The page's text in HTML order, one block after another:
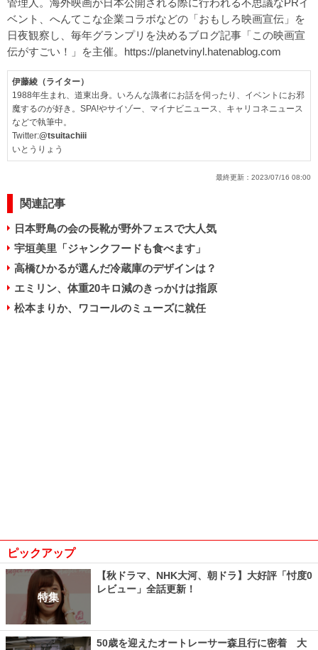
管理人。海外映画が日本公開される際に行われる不思議なPRイ
ベント、へんてこな企業コラボなどの「おもしろ映画宣伝」を
日夜観察し、毎年グランプリを決めるブログ記事「この映画宣
伝がすごい！」を主催。 https://planetvinyl.hatenablog.com
伊藤綾（ライター）
1988年生まれ、道東出身。いろんな識者にお話を伺ったり、イベントにお邪
魔するのが好き。SPA!やサイゾー、マイナビニュース、キャリコネニュース
などで執筆中。
Twitter:@tsuitachiii
いとうりょう
最終更新： 2023/07/16 08:00
関連記事
日本野鳥の会の長靴が野外フェスで大人気
宇垣美里「ジャンクフードも食べます」
高橋ひかるが選んだ冷蔵庫のデザインは？
エミリン、体重20キロ減のきっかけは指原
松本まりか、ワコールのミューズに就任
ピックアップ
特集
【秋ドラマ、NHK大河、朝ドラ】大好評「忖度0
レビュー」全話更新！
50歳を迎えたオートレーサー森且行に密着 大